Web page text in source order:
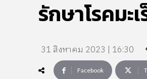
รักษาโรคมะ
31 สิงหาคม 2023 | 16:30
Facebook